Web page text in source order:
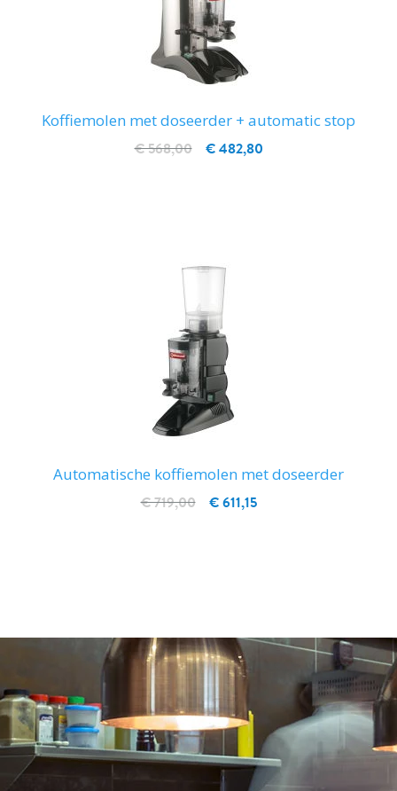
Koffiemolen met doseerder + automatic stop
€ 482,80
€ 568,00
Automatische koffiemolen met doseerder
€ 611,15
€ 719,00